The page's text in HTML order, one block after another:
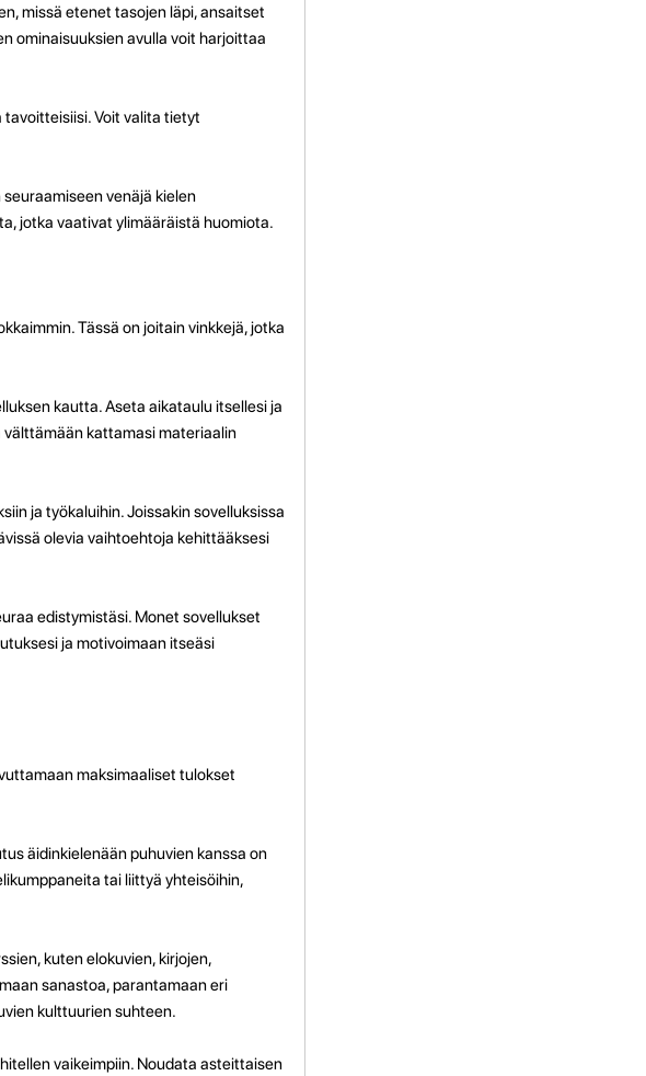
missä etenet tasojen läpi, ansaitset
ominaisuuksien avulla voit harjoittaa
Voit valita tietyt
venäjä kielen
jotka vaativat ylimääräistä huomiota.
Tässä on joitain vinkkejä, jotka
kautta. Aseta aikataulu itsellesi ja
välttämään kattamasi materiaalin
ja työkaluihin. Joissakin sovelluksissa
olevia vaihtoehtoja kehittääksesi
edistymistäsi. Monet sovellukset
ja motivoimaan itseäsi
maksimaaliset tulokset
äidinkielenään puhuvien kanssa on
tai liittyä yhteisöihin,
kuten elokuvien, kirjojen,
sanastoa, parantamaan eri
kulttuurien suhteen.
vaikeimpiin. Noudata asteittaisen